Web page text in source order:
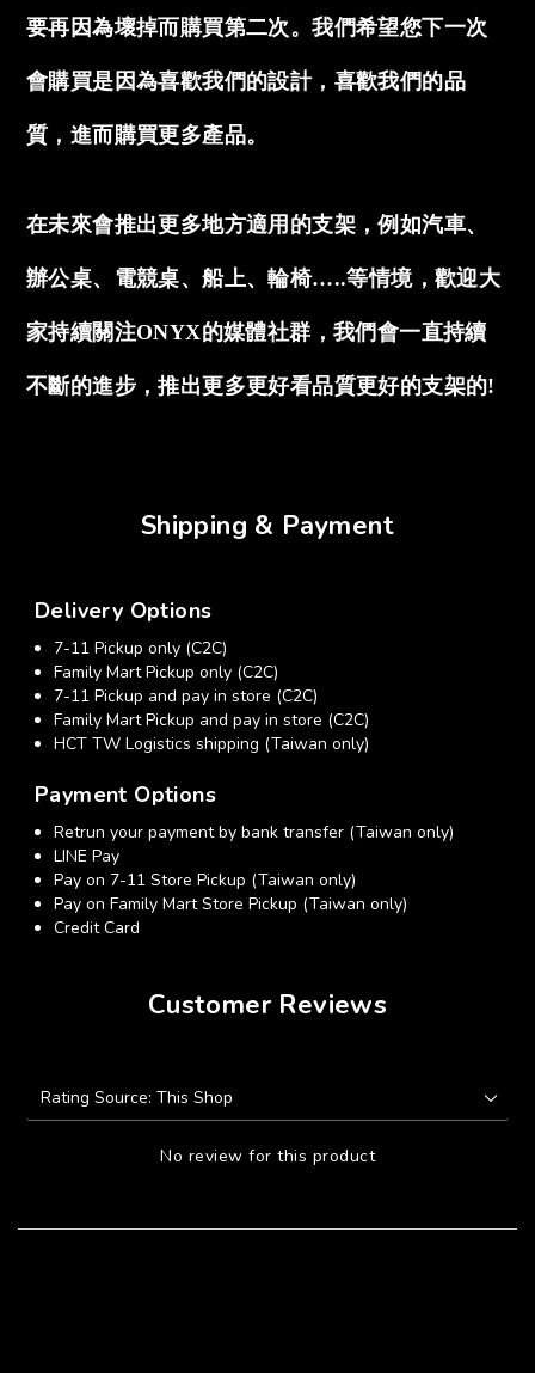
要再因為壞掉而購買第二次。我們希望您下一次
會購買是因為喜歡我們的設計，喜歡我們的品
質，進而購買更多產品。
在未來會推出更多地方適用的支架，例如汽車、
辦公桌、電競桌、船上、輪椅…..等情境，歡迎大
家持續關注ONYX的媒體社群，我們會一直持續
不斷的進步，推出更多更好看品質更好的支架的!
Shipping & Payment
Delivery Options
7-11 Pickup only (C2C)
Family Mart Pickup only (C2C)
7-11 Pickup and pay in store (C2C)
Family Mart Pickup and pay in store (C2C)
HCT TW Logistics shipping (Taiwan only)
Payment Options
Retrun your payment by bank transfer (Taiwan only)
LINE Pay
Pay on 7-11 Store Pickup (Taiwan only)
Pay on Family Mart Store Pickup (Taiwan only)
Credit Card
Customer Reviews
No review for this product